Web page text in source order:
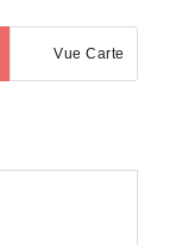
Vue Carte